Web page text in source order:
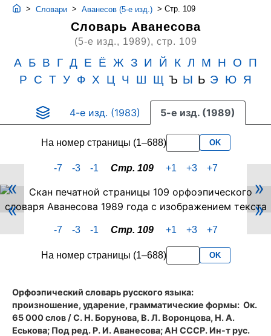
> Словари > Аванесов (5-е изд.) > Стр. 109
Словарь Аванесова
(5-е изд., 1989), стр. 109
А Б В Г Д Е Ё Ж З И Й К Л М Н О
П
Р
С Т У Ф Х Ц Ч Ш Щ Ъ Ы Ь Э Ю Я
4-е изд. (1983) 5-е изд. (1989)
На номер страницы (1–688) OK
-7 -3 -1 Стр. 109 +1 +3 +7
Скан
PDF-
страницы
109
Аванесова
«
»
«
»
-7 -3 -1 Стр. 109 +1 +3 +7
На номер страницы (1–688) OK
Орфоэпический словарь русского языка:
произношение, ударение, грамматические формы: Ок.
65 000 слов / С. Н. Борунова, В. Л. Воронцова, Н. А.
Еськова; Под ред. Р. И. Аванесова; АН СССР. Ин-т рус.